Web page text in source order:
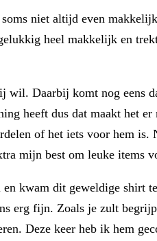
niet altijd even
heel makkelijk en
Daarbij komt nog eens
heeft dus dat maakt het
of het iets voor hem
mijn best om leuke items
kwam dit geweldige shirt
erg fijn. Zoals je zult
Deze keer heb ik hem